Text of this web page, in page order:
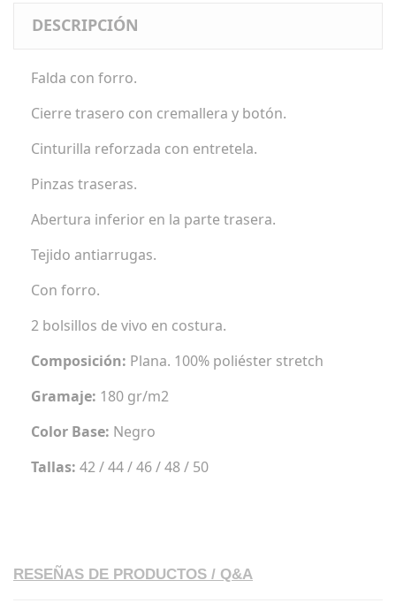
DESCRIPCIÓN
Falda con forro.
Cierre trasero con cremallera y botón.
Cinturilla reforzada con entretela.
Pinzas traseras.
Abertura inferior en la parte trasera.
Tejido antiarrugas.
Con forro.
2 bolsillos de vivo en costura.
Composición: Plana. 100% poliéster stretch
Gramaje: 180 gr/m2
Color Base: Negro
Tallas: 42 / 44 / 46 / 48 / 50
RESEÑAS DE PRODUCTOS / Q&A